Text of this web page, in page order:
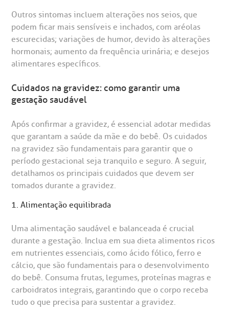
R. Martiniano de Carvalho, 965
CEP: 01323-001 | Bela Vista
São Paulo - SP
Clínica Medicina da Mulher
Saiba mais
Endereço:
R. Colômbia, 332
CEP: 01438-000 | Jardim Paulista
a BP
Conosco
de Bioética
Cirurgia
de Sangue
de cuidado
e perdidos
Outros sintomas incluem alterações nos seios, que
podem ficar mais sensíveis e inchados, com aréolas
escurecidas; variações de humor, devido às alterações
hormonais; aumento da frequência urinária; e desejos
alimentares específicos.
Cuidados na gravidez: como garantir uma
gestação saudável
Após confirmar a gravidez, é essencial adotar medidas
que garantam a saúde da mãe e do bebê. Os cuidados
na gravidez são fundamentais para garantir que o
período gestacional seja tranquilo e seguro. A seguir,
detalhamos os principais cuidados que devem ser
tomados durante a gravidez.
1. Alimentação equilibrada
Uma alimentação saudável e balanceada é crucial
durante a gestação. Inclua em sua dieta alimentos ricos
em nutrientes essenciais, como ácido fólico, ferro e
cálcio, que são fundamentais para o desenvolvimento
do bebê. Consuma frutas, legumes, proteínas magras e
carboidratos integrais, garantindo que o corpo receba
tudo o que precisa para sustentar a gravidez.